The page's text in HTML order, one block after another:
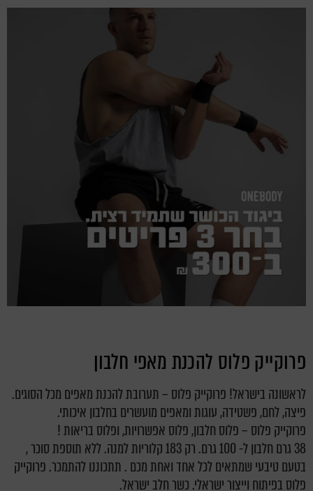
פרוקייק פלוס להכנת מאפי חלבון
לראשונה בישראל! פרוקייק פלוס – תערובת להכנת מאפים מכל הסוגים.
פיצה, לחם, פשטידה, עוגות ומאפים מועשרים בחלבון איכותי.
פרוקייק פלוס – פלוס חלבון, פלוס אפשרויות, ופלוס בריאות !
38 גרם חלבון ל- 100 גרם. רק 183 קלוריות למנה. ללא תוספת סוכר ,
בטעם טיבעי שמתאים לכל אחד ואחת מכם . תתכוננו להתמכר. פרוקייק
פלוס בפיתוח וייצור ישראלי. כשר חלב ישראל.